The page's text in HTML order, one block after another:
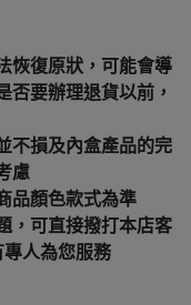
復原狀，可能會導
否要辦理退貨以前，
損及內盒產品的完
慮
顏色款式為準
可直接撥打本店客
專人為您服務